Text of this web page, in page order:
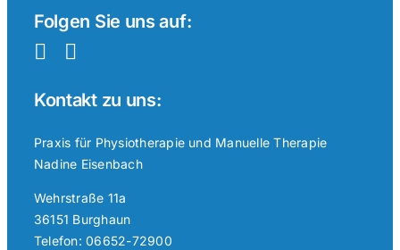
Folgen Sie uns auf:
Kontakt zu uns:
Praxis für Physiotherapie und Manuelle Therapie
Nadine Eisenbach
Wehrstraße 11a
36151 Burghaun
Telefon: 06652-72900